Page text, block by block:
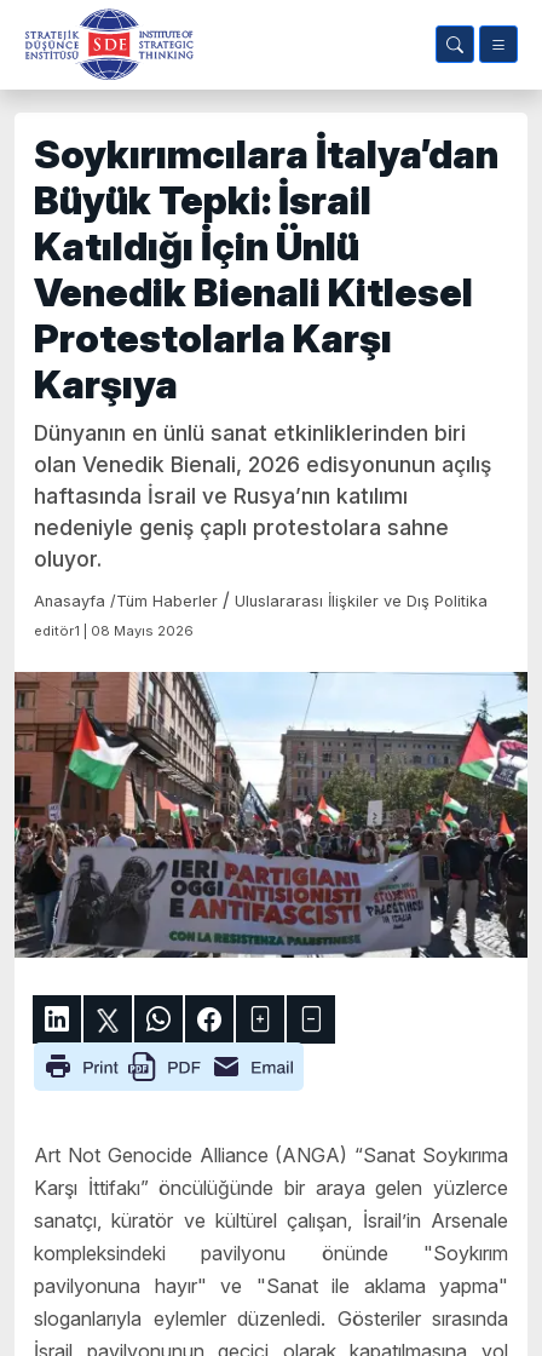
Soykırımcılara İtalya’dan
Büyük Tepki: İsrail
Katıldığı İçin Ünlü
Venedik Bienali Kitlesel
Protestolarla Karşı
Karşıya
Dünyanın en ünlü sanat etkinliklerinden biri
olan Venedik Bienali, 2026 edisyonunun açılış
haftasında İsrail ve Rusya’nın katılımı
nedeniyle geniş çaplı protestolara sahne
oluyor.
Anasayfa /Tüm Haberler / Uluslararası İlişkiler ve Dış Politika
editör1 | 08 Mayıs 2026
Art Not Genocide Alliance (ANGA) “Sanat Soykırıma
Karşı İttifakı” öncülüğünde bir araya gelen yüzlerce
sanatçı, küratör ve kültürel çalışan, İsrail’in Arsenale
kompleksindeki pavilyonu önünde "Soykırım
pavilyonuna hayır" ve "Sanat ile aklama yapma"
sloganlarıyla eylemler düzenledi. Gösteriler sırasında
İsrail pavilyonunun geçici olarak kapatılmasına yol